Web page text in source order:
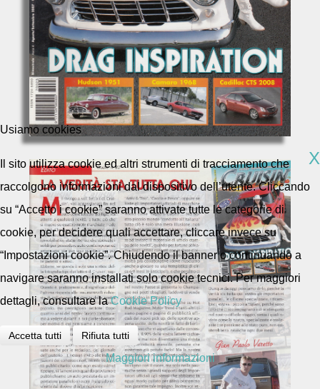
Usiamo cookies
X
Il sito utilizza cookie ed altri strumenti di tracciamento che
raccolgono informazioni dal dispositivo dell’utente. Cliccando
su “Accetto i cookie” saranno attivate tutte le categorie di
cookie, per decidere quali accettare, cliccare invece su
“Impostazioni cookie”. Chiudendo il banner o continuando a
navigare saranno installati solo cookie tecnici. Per maggiori
dettagli, consultare laCookie Policy
Accetta tutti Rifiuta tutti
Maggiori informazioni